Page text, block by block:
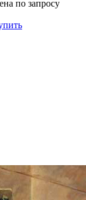
по запросу